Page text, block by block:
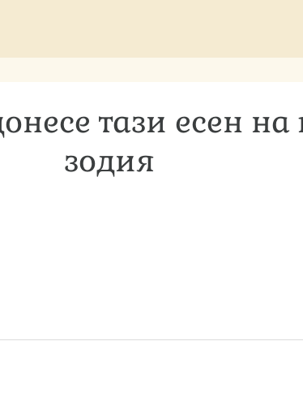
тази есен на
зодия